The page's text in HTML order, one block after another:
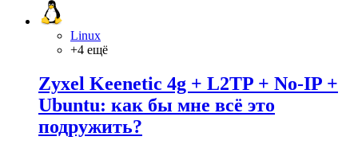
Linux
+4 ещё
Zyxel Keenetic 4g + L2TP + No-IP +
Ubuntu: как бы мне всё это
подружить?